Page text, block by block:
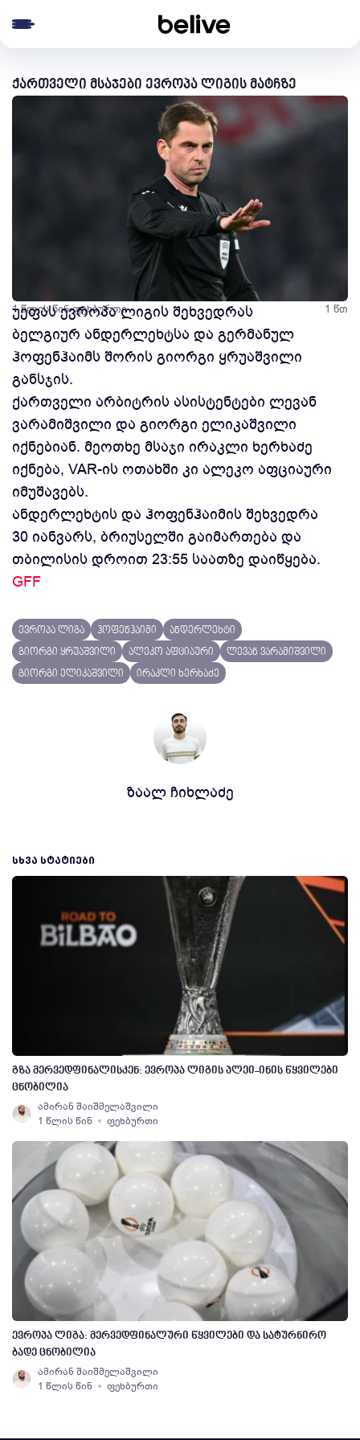
ქართველი მსაჯები ევროპა ლიგის მატჩზე
1 წლის წინ ფეხბურთი 1 წთ
უეფას ევროპა ლიგის შეხვედრას
ბელგიურ ანდერლეხტსა და გერმანულ
ჰოფენჰაიმს შორის გიორგი ყრუაშვილი
განსჯის.
ქართველი არბიტრის ასისტენტები ლევან
ვარამიშვილი და გიორგი ელიკაშვილი
იქნებიან. მეოთხე მსაჯი ირაკლი ხერხაძე
იქნება, VAR-ის ოთახში კი ალეკო აფციაური
იმუშავებს.
ანდერლეხტის და ჰოფენჰაიმის შეხვედრა
30 იანვარს, ბრიუსელში გაიმართება და
თბილისის დროით 23:55 საათზე დაიწყება.
GFF
ევროპა ლიგა ჰოფენჰაიმი
ანდერლეხტი
გიორგი ყრუაშვილი
ალეკო აფციაური
ლევან ვარამიშვილი
გიორგი ელიკაშვილი
ირაკლი ხერხაძე
ზაალ ჩიხლაძე
ᲡᲮᲕᲐ ᲡᲢᲐᲢᲘᲔᲑᲘ
გზა მერვედფინალისკენ: ევროპა ლიგის პლეი-ინის წყვილები
ცნობილია
ამირან შაიშმელაშვილი
1 წლის წინ
ფეხბურთი
ევროპა ლიგა: მერვედფინალური წყვილები და სატურნირო
ბადე ცნობილია
ამირან შაიშმელაშვილი
1 წლის წინ
ფეხბურთი